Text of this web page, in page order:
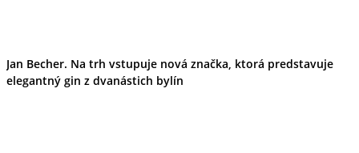
Jan Becher. Na trh vstupuje nová značka, ktorá predstavuje
elegantný gin z dvanástich bylín